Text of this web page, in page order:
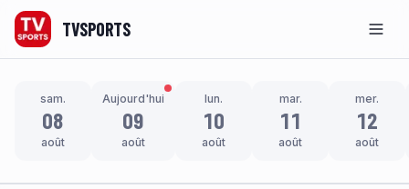
TVSPORTS
sam.
08
août
Aujourd'hui
09
août
lun.
10
août
mar.
11
août
mer.
12
août